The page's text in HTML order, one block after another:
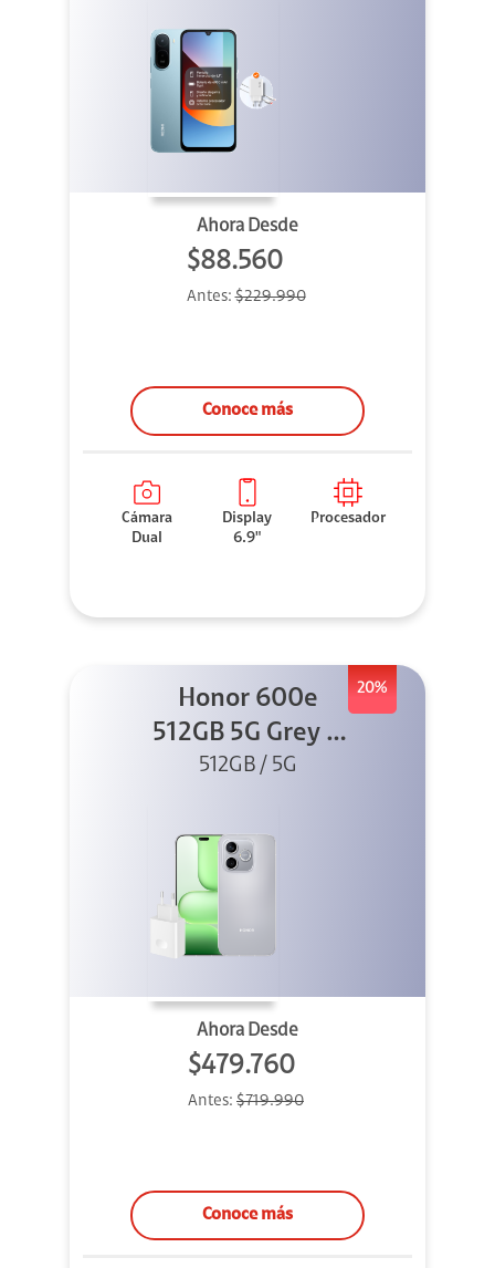
Ahora Desde
$88.560
Antes:$229.990
Conoce más
Cámara
Dual
Display
6.9"
Procesador
20%
Honor 600e
512GB 5G Grey +
45W
512GB / 5G
Ahora Desde
$479.760
Antes: $719.990
Conoce más